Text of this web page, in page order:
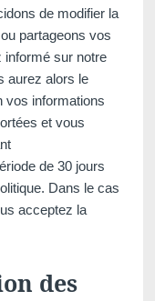
de modifier la
partageons vos
informé sur notre
aurez alors le
vos informations
et vous
de 30 jours
Dans le cas
acceptez la
des
:
vous recevoir
et offres
et offres